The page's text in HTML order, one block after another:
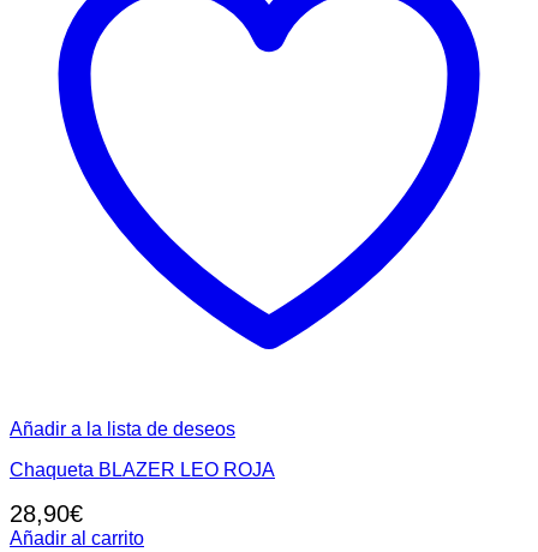
pueden
página
producto
Añadir a la lista de deseos
Chaqueta BLAZER LEO ROJA
28,90€
Añadir al carrito